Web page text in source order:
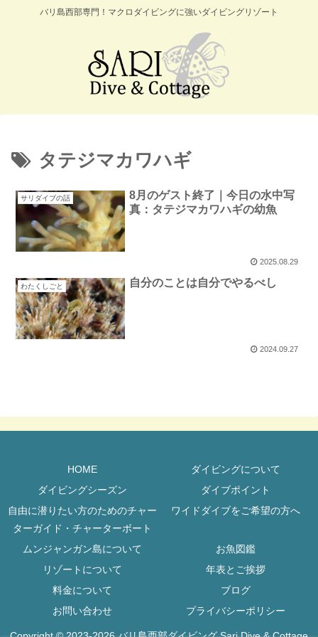
バリ島西部専門！マクロダイビングに強いダイビングリゾート
タテジマカワハギ
サリダイブの話
8月のゲスト終了｜今日の水中写
真：タテジマカワハギの幼魚
2025.08.29
わたくしごと 自分のことは自分でやるべし
2024.09.27
HOME
ダイビングについて
ダイビングシーズン
ダイブポイント
自由に潜りたい方のためのチャー
ターガイド・チャーターボート
ワイドダイブをご希望の方へ
ムンジャンガン島について
お魚図鑑
リゾートについて
年表とご挨拶
料金について
ブログ
お問い合わせ
プライバシーポリシー